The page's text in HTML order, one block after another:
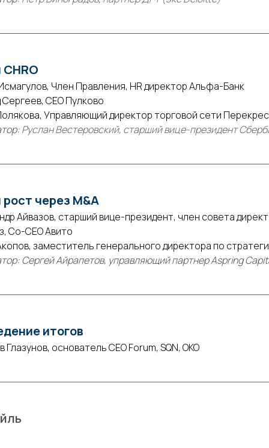
Член Правления, HR директор Альфа-Банк
СЕО Пулково
Управляющий директор торговой сети
Руслан Вестеровский, старший вице-президент
рост через M&A
Айвазов, старший вице-президент, член совета
Со-СЕО Авито
заместитель генерального директора по
Сергей Айрапетов, управляющий партнер Aspring
итогов
Глазунов, основатель СЕО Forum, SQN, ОКО